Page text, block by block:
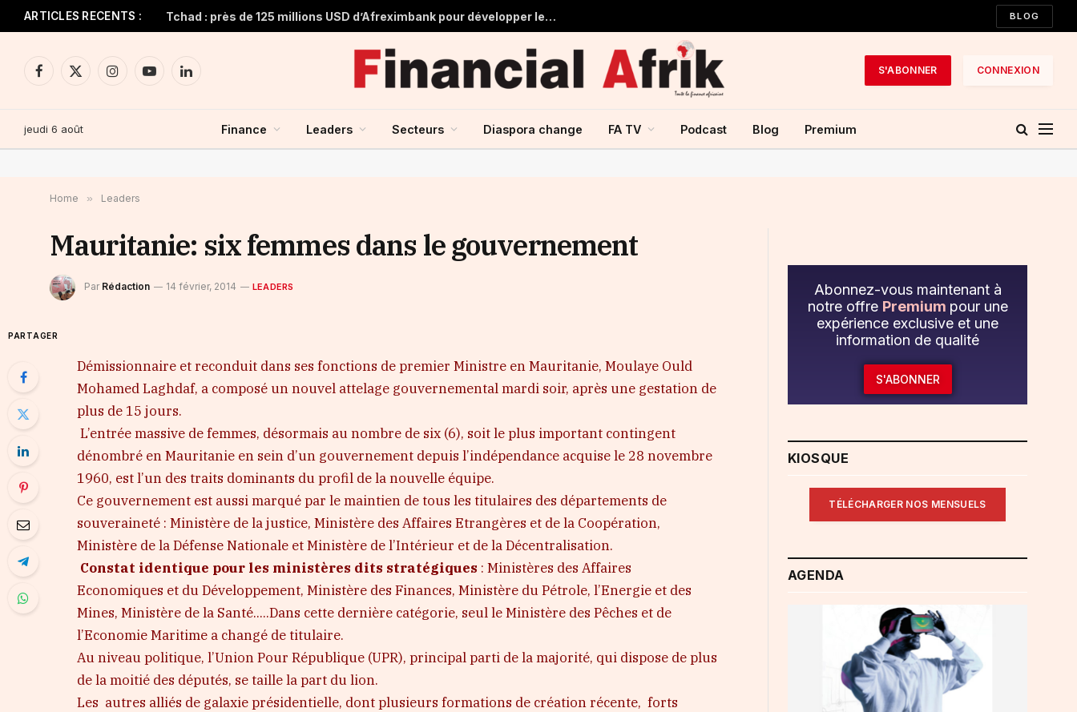
ARTICLES RECENTS : Tchad : près de 125 millions USD d’Afreximbank pour développer les infrastructures et le commerce BLOG
Facebook
X
InstagramYouTubeLinkedIn
S'ABONNER CONNEXION
jeudi 6 août Finance Leaders Secteurs Diaspora change FA TV Podcast Blog Premium
Home » Leaders
Mauritanie: six femmes dans le gouvernement
Par Rédaction 14 février, 2014 LEADERS
PARTAGER
Démissionnaire et reconduit dans ses fonctions de premier Ministre en Mauritanie, Moulaye Ould
Mohamed Laghdaf, a composé un nouvel attelage gouvernemental mardi soir, après une gestation de
plus de 15 jours.
L’entrée massive de femmes, désormais au nombre de six (6), soit le plus important contingent
dénombré en Mauritanie en sein d’un gouvernement depuis l’indépendance acquise le 28 novembre
1960, est l’un des traits dominants du profil de la nouvelle équipe.
Ce gouvernement est aussi marqué par le maintien de tous les titulaires des départements de
souveraineté : Ministère de la justice, Ministère des Affaires Etrangères et de la Coopération,
Ministère de la Défense Nationale et Ministère de l’Intérieur et de la Décentralisation.
Constat identique pour les ministères dits stratégiques : Ministères des Affaires
Economiques et du Développement, Ministère des Finances, Ministère du Pétrole, l’Energie et des
Mines, Ministère de la Santé…..Dans cette dernière catégorie, seul le Ministère des Pêches et de
l’Economie Maritime a changé de titulaire.
Au niveau politique, l’Union Pour République (UPR), principal parti de la majorité, qui dispose de plus
de la moitié des députés, se taille la part du lion.
Les autres alliés de galaxie présidentielle, dont plusieurs formations de création récente, forts
Abonnez-vous maintenant à
notre offre Premium pour une
expérience exclusive et une
information de qualité
S'ABONNER
KIOSQUE
TÉLÉCHARGER NOS MENSUELS
AGENDA